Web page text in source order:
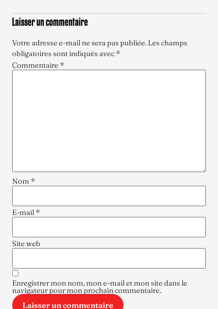
Laisser un commentaire
Votre adresse e-mail ne sera pas publiée. Les champs
obligatoires sont indiqués avec *
Commentaire *
Nom *
E-mail *
Site web
Enregistrer mon nom, mon e-mail et mon site dans le
navigateur pour mon prochain commentaire.